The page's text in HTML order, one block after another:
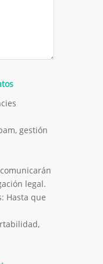
gestión
legal.
Hasta que